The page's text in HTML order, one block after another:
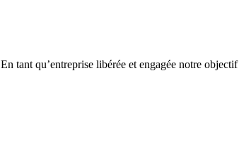
En tant qu’entreprise libérée et engagée notre